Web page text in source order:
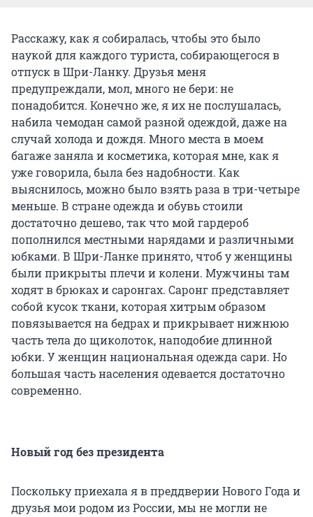
Расскажу, как я собиралась, чтобы это было
наукой для каждого туриста, собирающегося в
отпуск в Шри-Ланку. Друзья меня
предупреждали, мол, много не бери: не
понадобится. Конечно же, я их не послушалась,
набила чемодан самой разной одеждой, даже на
случай холода и дождя. Много места в моем
багаже заняла и косметика, которая мне, как я
уже говорила, была без надобности. Как
выяснилось, можно было взять раза в три-четыре
меньше. В стране одежда и обувь стоили
достаточно дешево, так что мой гардероб
пополнился местными нарядами и различными
юбками. В Шри-Ланке принято, чтоб у женщины
были прикрыты плечи и колени. Мужчины там
ходят в брюках и саронгах. Саронг представляет
собой кусок ткани, которая хитрым образом
повязывается на бедрах и прикрывает нижнюю
часть тела до щиколоток, наподобие длинной
юбки. У женщин национальная одежда сари. Но
большая часть населения одевается достаточно
современно.
Новый год без президента
Поскольку приехала я в преддверии Нового Года и
друзья мои родом из России, мы не могли не